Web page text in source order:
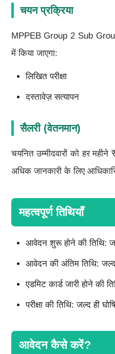
चयन प्रक्रिया
MPPEB Group 2 Sub
में किया जाएगा:
लिखित परीक्षा
दस्तावेज़ सत्यापन
सैलरी (वेतनमान)
चयनित उम्मीदवारों को हर
अधिक जानकारी के लिए
महत्वपूर्ण तिथियाँ
आवेदन शुरू होने की तिथि:
आवेदन की अंतिम तिथि:
एडमिट कार्ड जारी होने की
परीक्षा की तिथि: जल्द ही
आवेदन कैसे करें?